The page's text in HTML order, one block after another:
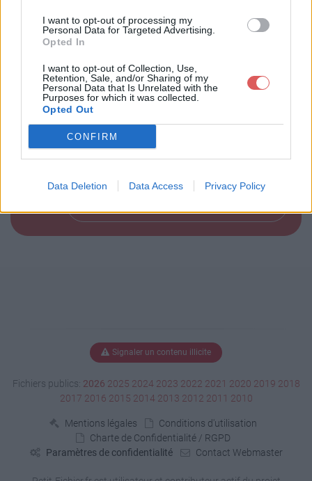
I want to opt-out of processing my
Personal Data for Targeted Advertising.
Opted In
I want to opt-out of Collection, Use,
Retention, Sale, and/or Sharing of my
Personal Data that Is Unrelated with the
Purposes for which it was collected.
Opted Out
CONFIRM
Data Deletion Data Access Privacy Policy
		<id>5</id>
		<group>PoisonBlack</group>
		<prix>55.00</prix>
	</result>
	<result>
		<id>6</id>
		<group>Hollywood Undead</group>
		<prix>95.00</prix>
		<type>RapCore</type>
</results>
Télécharger le fichier projet.xml
Télécharger projet.xml
Signaler un contenu illicite
Fichiers publics: 2026 2025 2024 2023 2022 2021 2020 2019 2018
2017 2016 2015 2014 2013 2012 2011 2010
Mentions légales
Conditions d'utilisation
Charte de Confidentialité / RGPD
Paramètres de confidentialité
Contact Webmaster